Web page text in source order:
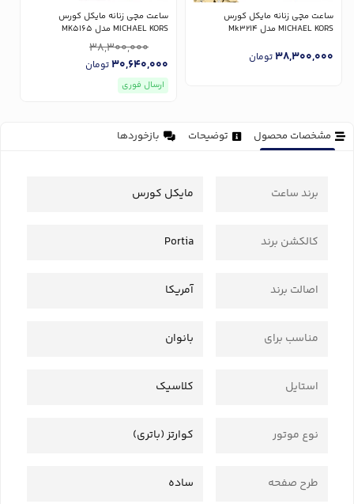
ساعت مچی زنانه مایکل کورس
MICHAEL KORS مدل Mk3214
38,300,000تومان
ساعت مچی زنانه مایکل کورس
MICHAEL KORS مدل MK5165
38,300,000
30,640,000تومان
ارسال فوری
مشخصات محصول توضیحات بازخوردها
برند ساعت مایکل کورس
کالکشن برند Portia
اصالت برند آمریکا
مناسب برای بانوان
استایل کلاسیک
نوع موتور کوارتز (باتری)
طرح صفحه ساده